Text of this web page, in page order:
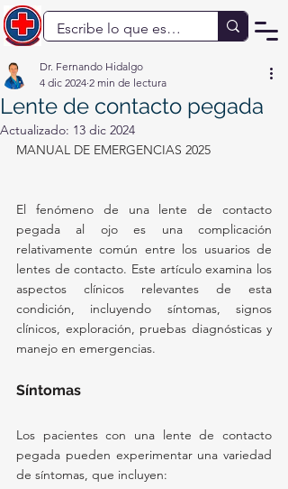
Lente de contacto pegada
Dr. Fernando Hidalgo
4 dic 2024 2 min de lectura
Actualizado: 13 dic 2024
MANUAL DE EMERGENCIAS 2025
El fenómeno de una lente de contacto
pegada al ojo es una complicación
relativamente común entre los usuarios de
lentes de contacto. Este artículo examina los
aspectos clínicos relevantes de esta
condición, incluyendo síntomas, signos
clínicos, exploración, pruebas diagnósticas y
manejo en emergencias.
Síntomas
Los pacientes con una lente de contacto
pegada pueden experimentar una variedad
de síntomas, que incluyen: